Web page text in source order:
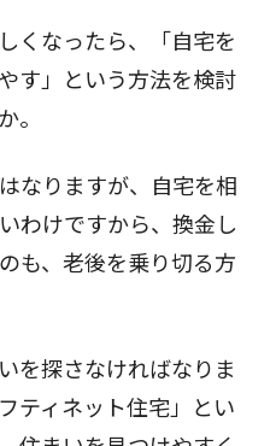
くなったら、「自宅を
す」という方法を検討
。
なりますが、自宅を相
わけですから、換金し
も、老後を乗り切る方
を探さなければなりま
ティネット住宅」とい